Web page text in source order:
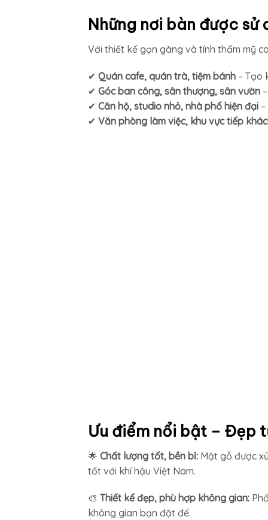
Những nơi bàn được
Với thiết kế gọn gàng và tính thẩm mỹ
✔ Quán cafe, quán trà, tiệm bánh – Tạo
✔ Góc ban công, sân thượng, sân vườn
✔ Căn hộ, studio nhỏ, nhà phố hiện đại
✔ Văn phòng làm việc, khu vực tiếp
Ưu điểm nổi bật – Đẹp
🌟 Chất lượng tốt, bền bỉ: Mặt gỗ được
tốt với khí hậu Việt Nam.
🎨 Thiết kế đẹp, phù hợp không gian:
không gian bạn đặt để.